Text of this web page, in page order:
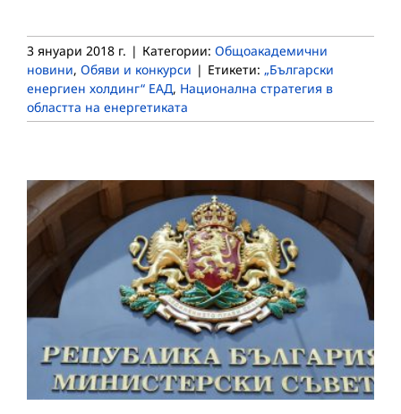
3 януари 2018 г. | Категории: Общоакадемични
новини, Обяви и конкурси | Етикети: „Български
енергиен холдинг“ ЕАД, Национална стратегия в
областта на енергетиката